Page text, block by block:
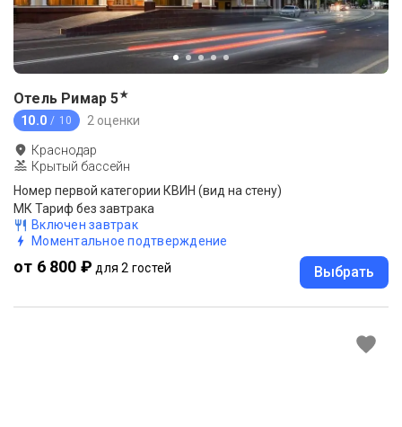
Отель Римар 5★
10.0 / 10 2 оценки
Краснодар
Крытый бассейн
Номер первой категории КВИН (вид на стену)
МК Тариф без завтрака
Включен завтрак
Моментальное подтверждение
от 6 800 ₽ для 2 гостей Выбрать